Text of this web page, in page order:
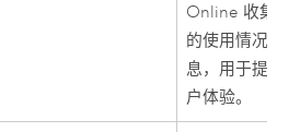
Online 收集
的使用情况信
息，用于提升
户体验。